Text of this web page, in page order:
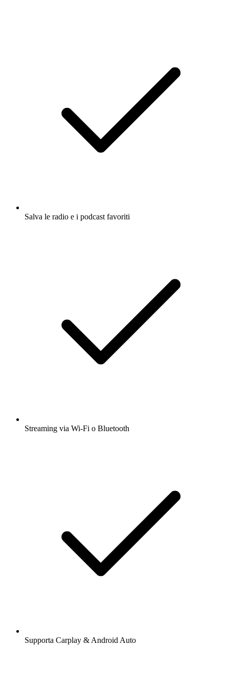
Salva le radio e i podcast favoriti
Streaming via Wi-Fi o Bluetooth
Supporta Carplay & Android Auto